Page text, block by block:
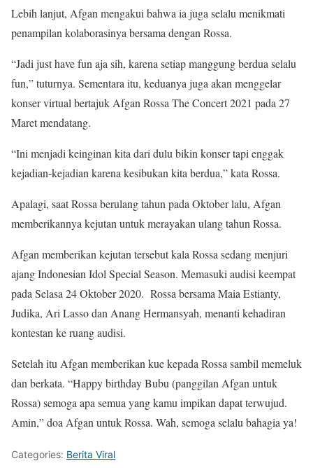
Lebih lanjut, Afgan mengakui bahwa ia juga selalu menikmati
penampilan kolaborasinya bersama dengan Rossa.
“Jadi just have fun aja sih, karena setiap manggung berdua selalu
fun,” tuturnya. Sementara itu, keduanya juga akan menggelar
konser virtual bertajuk Afgan Rossa The Concert 2021 pada 27
Maret mendatang.
“Ini menjadi keinginan kita dari dulu bikin konser tapi enggak
kejadian-kejadian karena kesibukan kita berdua,” kata Rossa.
Apalagi, saat Rossa berulang tahun pada Oktober lalu, Afgan
memberikannya kejutan untuk merayakan ulang tahun Rossa.
Afgan memberikan kejutan tersebut kala Rossa sedang menjuri
ajang Indonesian Idol Special Season. Memasuki audisi keempat
pada Selasa 24 Oktober 2020. Rossa bersama Maia Estianty,
Judika, Ari Lasso dan Anang Hermansyah, menanti kehadiran
kontestan ke ruang audisi.
Setelah itu Afgan memberikan kue kepada Rossa sambil memeluk
dan berkata. “Happy birthday Bubu (panggilan Afgan untuk
Rossa) semoga apa semua yang kamu impikan dapat terwujud.
Amin,” doa Afgan untuk Rossa. Wah, semoga selalu bahagia ya!
Categories: Berita Viral